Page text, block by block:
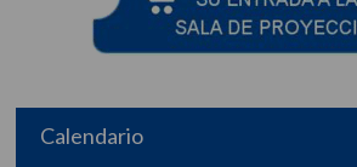
Calendario